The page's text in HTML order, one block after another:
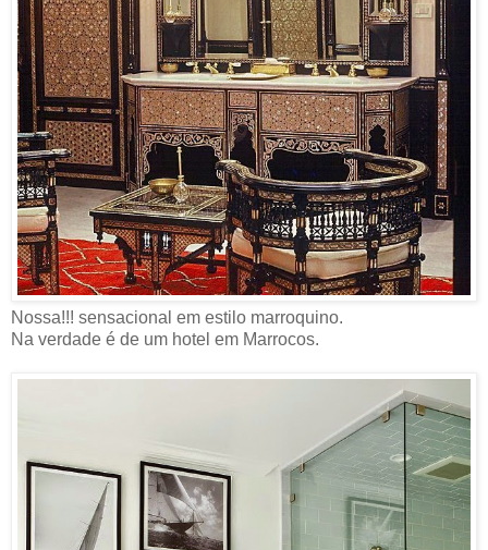
Nossa!!! sensacional em estilo marroquino.
Na verdade é de um hotel em Marrocos.